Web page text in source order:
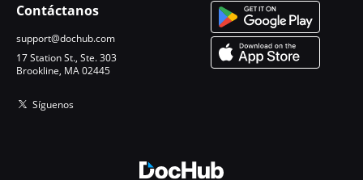
Contáctanos
support@dochub.com
17 Station St., Ste. 303
Brookline, MA 02445
Síguenos